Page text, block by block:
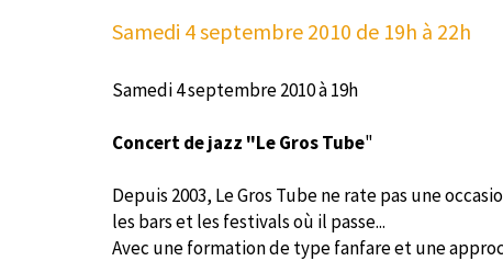
Samedi 4 septembre 2010 de 19h à 22h
Samedi 4 septembre 2010 à 19h
Concert de jazz "Le Gros Tube"
Depuis 2003, Le Gros Tube ne rate pas une
les bars et les festivals où il passe...
Avec une formation de type fanfare et une